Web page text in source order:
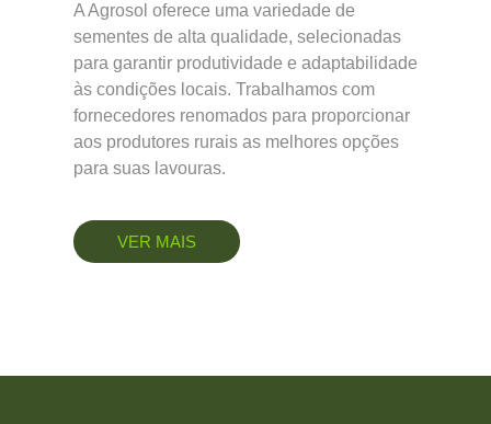
A Agrosol oferece uma variedade de
sementes de alta qualidade, selecionadas
para garantir produtividade e adaptabilidade
às condições locais. Trabalhamos com
fornecedores renomados para proporcionar
aos produtores rurais as melhores opções
para suas lavouras.
VER MAIS